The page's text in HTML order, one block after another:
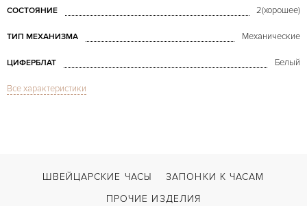
СОСТОЯНИЕ 2(хорошее)
ТИП МЕХАНИЗМА Механические
ЦИФЕРБЛАТ Белый
СТЕКЛО
Застежка с помощью шипа
Все характеристики
ШВЕЙЦАРСКИЕ ЧАСЫ
ЗАПОНКИ К ЧАСАМ
ПРОЧИЕ ИЗДЕЛИЯ